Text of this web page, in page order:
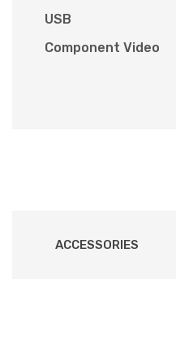
USB
Component Video
ACCESSORIES